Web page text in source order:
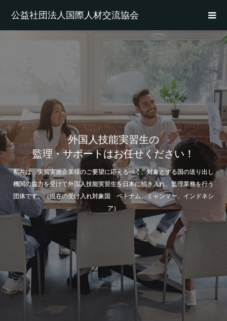
公益社団法人国際人材交流協会
外国人技能実習生の
監理・サポートはお任せください！
私共は、実習実施企業様のご要望に応えるべく、対象とする国の送り出し
機関の協力を受けて外国人技能実習生を日本に招き入れ、監理業務を行う
団体です。（現在の受け入れ対象国 ベトナム、ミャンマー、インドネシ
ア）